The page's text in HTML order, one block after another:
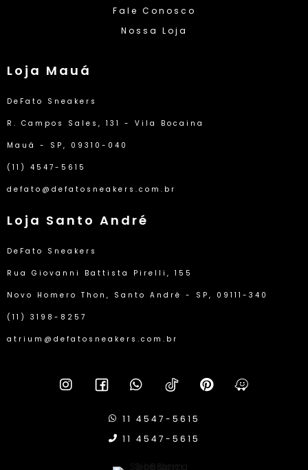
Fale Conosco
Nossa Loja
Loja Mauá
DeFato Sneakers
R. Campos Sales, 131 - Vila Bocaina
Mauá - SP, 09310-040
(11) 4547-5615
defato@defatosneakers.com.br
Loja Santo André
DeFato Sneakers
Rua Giovanni Battista Pirelli, 155
Novo Homero Thon, Santo André - SP, 09111-340
(11) 3198-8257
atrium@defatosneakers.com.br
11 4547-5615
11 4547-5615